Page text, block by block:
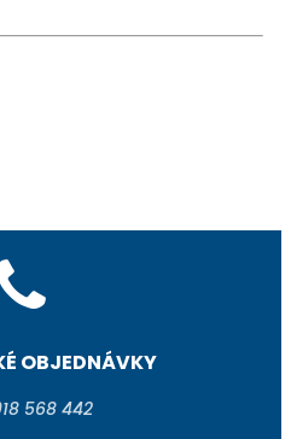
OBJEDNÁVKY
568 442